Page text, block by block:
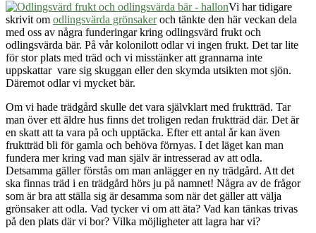
Vi har tidigare
skrivit om odlingsvärda grönsakeroch tänkte den här veckan dela
med oss av några funderingar kring odlingsvärd frukt och
odlingsvärda bär. På vår kolonilott odlar vi ingen frukt. Det tar lite
för stor plats med träd och vi misstänker att grannarna inte
uppskattar vare sig skuggan eller den skymda utsikten mot sjön.
Däremot odlar vi mycket bär.
Om vi hade trädgård skulle det vara självklart med fruktträd. Tar
man över ett äldre hus finns det troligen redan fruktträd där. Det är
en skatt att ta vara på och upptäcka. Efter ett antal år kan även
fruktträd bli för gamla och behöva förnyas. I det läget kan man
fundera mer kring vad man själv är intresserad av att odla.
Detsamma gäller förstås om man anlägger en ny trädgård. Att det
ska finnas träd i en trädgård hörs ju på namnet! Några av de frågor
som är bra att ställa sig är desamma som när det gäller att välja
grönsaker att odla. Vad tycker vi om att äta? Vad kan tänkas trivas
på den plats där vi bor? Vilka möjligheter att lagra har vi?